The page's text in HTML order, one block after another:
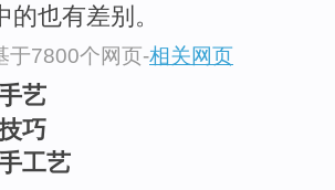
的也有差别。
于7800个网页-相关网页
艺
巧
工艺